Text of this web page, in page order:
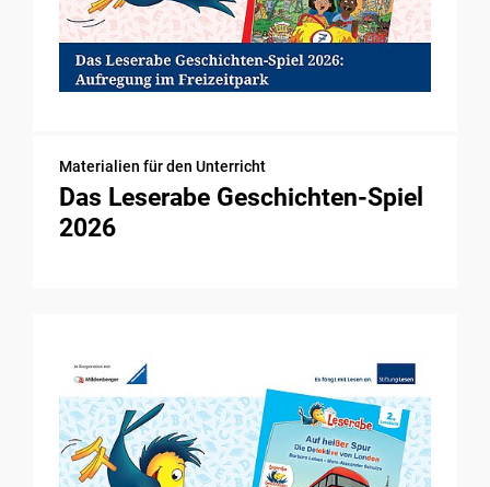
Materialien für den Unterricht
Das Leserabe Geschichten-Spiel
2026